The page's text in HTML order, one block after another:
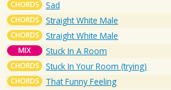
CHORDS Sad
CHORDS Straight White Male
CHORDS Straight White Male
MIX Stuck In A Room
CHORDS Stuck In Your Room (trying)
CHORDS That Funny Feeling